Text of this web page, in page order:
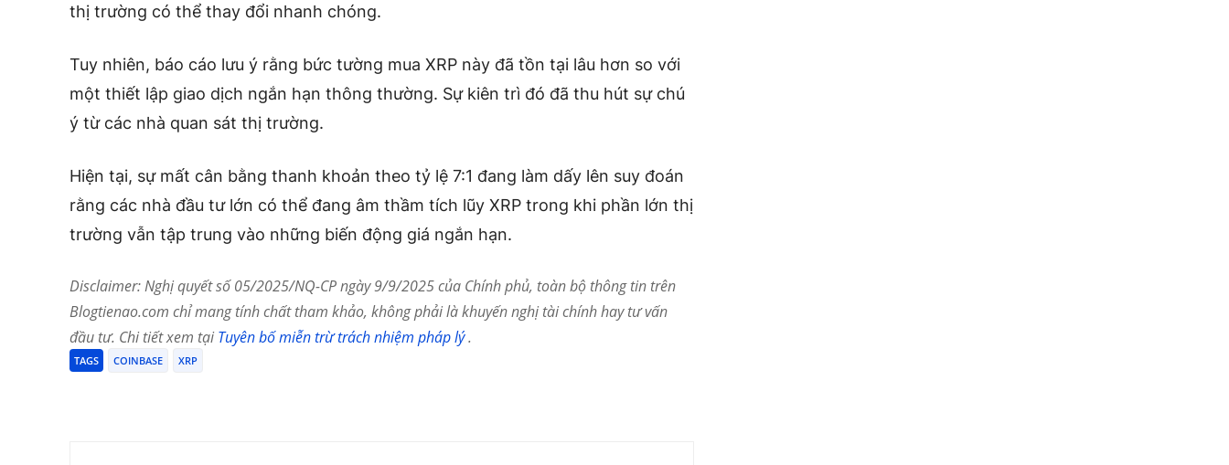
thị trường có thể thay đổi nhanh chóng.
Tuy nhiên, báo cáo lưu ý rằng bức tường mua XRP này đã tồn tại lâu hơn so với
một thiết lập giao dịch ngắn hạn thông thường. Sự kiên trì đó đã thu hút sự chú
ý từ các nhà quan sát thị trường.
Hiện tại, sự mất cân bằng thanh khoản theo tỷ lệ 7:1 đang làm dấy lên suy đoán
rằng các nhà đầu tư lớn có thể đang âm thầm tích lũy XRP trong khi phần lớn thị
trường vẫn tập trung vào những biến động giá ngắn hạn.
Disclaimer: Nghị quyết số 05/2025/NQ-CP ngày 9/9/2025 của Chính phủ, toàn bộ thông tin trên
Blogtienao.com chỉ mang tính chất tham khảo, không phải là khuyến nghị tài chính hay tư vấn
đầu tư. Chi tiết xem tạiTuyên bố miễn trừ trách nhiệm pháp lý.
TAGS COINBASE XRP